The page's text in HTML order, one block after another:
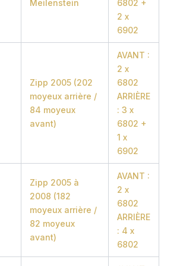
Meilenstein
6802 +
2 x
6902
Zipp 2005 (202
moyeux arrière /
84 moyeux
avant)
AVANT :
2 x
6802
ARRIÈRE
: 3 x
6802 +
1 x
6902
Zipp 2005 à
2008 (182
moyeux arrière /
82 moyeux
avant)
AVANT :
2 x
6802
ARRIÈRE
: 4 x
6802